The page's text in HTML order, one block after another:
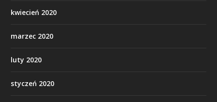
kwiecień 2020
marzec 2020
luty 2020
styczeń 2020